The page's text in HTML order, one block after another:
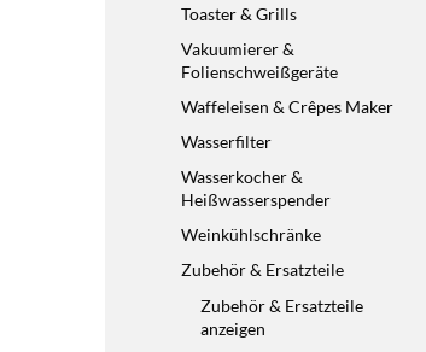
Toaster & Grills
Vakuumierer &
Folienschweißgeräte
Waffeleisen & Crêpes Maker
Wasserfilter
Wasserkocher &
Heißwasserspender
Weinkühlschränke
Zubehör & Ersatzteile
Zubehör & Ersatzteile
anzeigen